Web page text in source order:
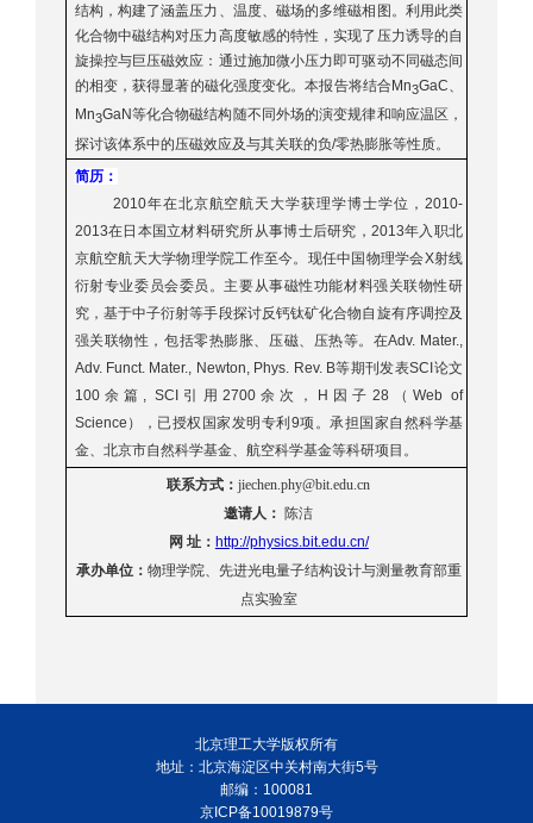
结构，构建了涵盖压力、温度、磁场的多维磁相图。利用此类
化合物中磁结构对压力高度敏感的特性，实现了压力诱导的自
旋操控与巨压磁效应：通过施加微小压力即可驱动不同磁态间
的相变，获得显著的磁化强度变化。本报告将结合Mn3GaC
Mn3GaN等化合物磁结构随不同外场的演变规律和响应温区，
探讨该体系中的压磁效应及与其关联的负/零热膨胀等性质。
简历：
2010年在北京航空航天大学获理学博士学位， 2010-
2013在日本国立材料研究所从事博士后研究， 2013年入职北
京航空航天大学物理学院工作至今。现任中国物理学会X射线
衍射专业委员会委员。主要从事磁性功能材料强关联物性研
究，基于中子衍射等手段探讨反钙钛矿化合物自旋有序调控及
强关联物性，包括零热膨胀、压磁、压热等。在Adv. Mater.,
Adv. Funct. Mater., Newton, Phys. Rev. B等期刊发表SCI 论文
100余篇 , SCI 引用 2700余次， H 因子 28 （ Web of
Science ），已授权国家发明专利 9项。承担国家自然科学基
金、北京市自然科学基金、航空科学基金等科研项目。
联系方式：jiechen.phy@bit.edu.cn
邀请人： 陈洁
网 址： http://physics.bit.edu.cn/
承办单位： 物理学院、先进光电量子结构设计与测量教育部重
点实验室
北京理工大学版权所有
地址：北京海淀区中关村南大街5号
邮编：100081
京ICP备10019879号